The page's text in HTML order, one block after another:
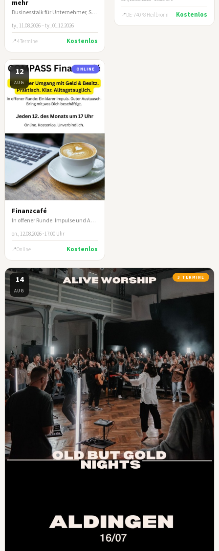
mehr
Businesstalk für Unternehmer, Selbstständige und leitende Führungskräfte
ty., 11.08.2026 –ty., 01.12.2026
4 Termine Kostenlos
DE-74078 Heilbronn Kostenlos
12
AUG
ONLINE
Finanzcafé
In offener Runde: Impulse und Austausch zum biblischen Umgang mit Geld und Besitz
on., 12.08.2026 · 17:00 Uhr
Online Kostenlos
14
AUG
3 TERMINE